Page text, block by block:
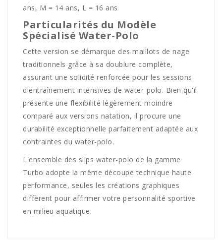
ans, M = 14 ans, L = 16 ans
Particularités du Modèle
Spécialisé Water-Polo
Cette version se démarque des maillots de nage
traditionnels grâce à sa doublure complète,
assurant une solidité renforcée pour les sessions
d'entraînement intensives de water-polo. Bien qu'il
présente une flexibilité légèrement moindre
comparé aux versions natation, il procure une
durabilité exceptionnelle parfaitement adaptée aux
contraintes du water-polo.
L'ensemble des slips water-polo de la gamme
Turbo adopte la même découpe technique haute
performance, seules les créations graphiques
diffèrent pour affirmer votre personnalité sportive
en milieu aquatique.